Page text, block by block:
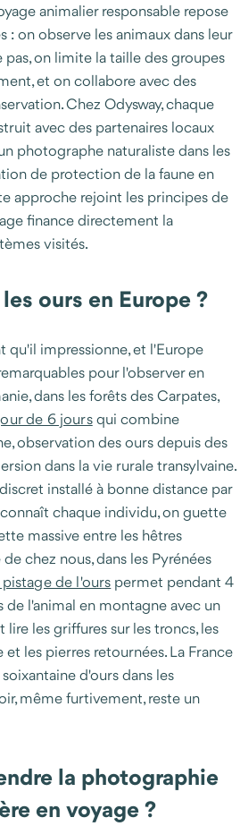
animalier responsable repose
: on observe les animaux dans leur
on limite la taille des groupes
et on collabore avec des
Chez Odysway, chaque
avec des partenaires locaux
photographe naturaliste dans les
de protection de la faune en
approche rejoint les principes de
finance directement la
visités.
ours en Europe ?
qu'il impressionne, et l'Europe
pour l'observer en
dans les forêts des Carpates,
de 6 joursqui combine
observation des ours depuis des
dans la vie rurale transylvaine.
installé à bonne distance par
chaque individu, on guette
massive entre les hêtres
chez nous, dans les Pyrénées
de l'ours permet pendant 4
de l'animal en montagne avec un
les griffures sur les troncs, les
les pierres retournées. La France
d'ours dans les
même furtivement, reste un
la photographie
en voyage ?